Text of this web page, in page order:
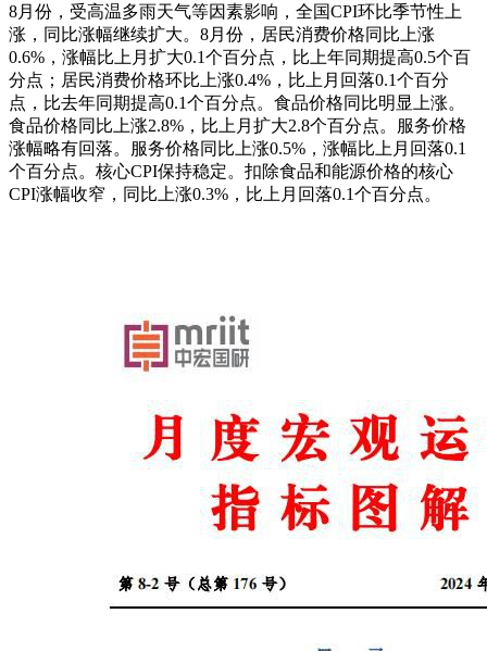
8月份，受高温多雨天气等因素影响，全国CPI环比季节性上
涨，同比涨幅继续扩大。8月份，居民消费价格同比上涨
0.6%，涨幅比上月扩大0.1个百分点，比上年同期提高0.5个百
分点；居民消费价格环比上涨0.4%，比上月回落0.1个百分
点，比去年同期提高0.1个百分点。食品价格同比明显上涨。
食品价格同比上涨2.8%，比上月扩大2.8个百分点。服务价格
涨幅略有回落。服务价格同比上涨0.5%，涨幅比上月回落0.1
个百分点。核心CPI保持稳定。扣除食品和能源价格的核心
CPI涨幅收窄，同比上涨0.3%，比上月回落0.1个百分点。